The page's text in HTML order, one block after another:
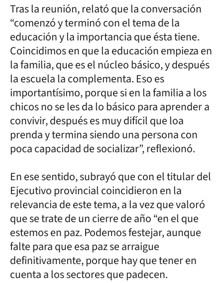
Tras la reunión, relató que la conversación
“comenzó y terminó con el tema de la
educación y la importancia que ésta tiene.
Coincidimos en que la educación empieza en
la familia, que es el núcleo básico, y después
la escuela la complementa. Eso es
importantísimo, porque si en la familia a los
chicos no se les da lo básico para aprender a
convivir, después es muy difícil que loa
prenda y termina siendo una persona con
poca capacidad de socializar”, reflexionó.
En ese sentido, subrayó que con el titular del
Ejecutivo provincial coincidieron en la
relevancia de este tema, a la vez que valoró
que se trate de un cierre de año “en el que
estemos en paz. Podemos festejar, aunque
falte para que esa paz se arraigue
definitivamente, porque hay que tener en
cuenta a los sectores que padecen.